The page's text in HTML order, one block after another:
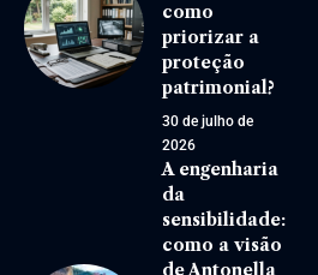
como
priorizar a
proteção
patrimonial?
30 de julho de
2026
A engenharia
da
sensibilidade:
como a visão
de Antonella